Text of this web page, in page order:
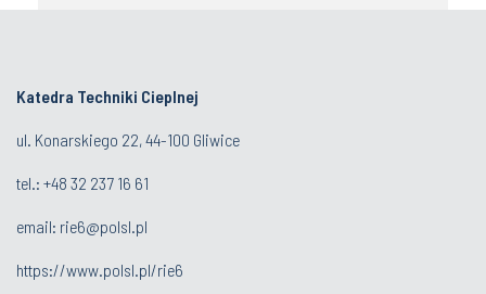
Katedra Techniki Cieplnej
ul. Konarskiego 22, 44-100 Gliwice
tel.: +48 32 237 16 61
email: rie6@polsl.pl
https://www.polsl.pl/rie6